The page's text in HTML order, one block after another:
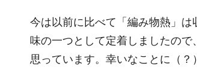
今は以前に比べて「編み物熱」
味の一つとして定着しましたの
思っています。幸いなことに（？